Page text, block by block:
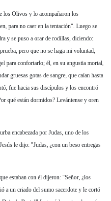
los Olivos y lo acompañaron los
para no caer en la tentación". Luego se
y se puso a orar de rodillas, diciendo:
pero que no se haga mi voluntad,
para confortarlo; él, en su angustia mortal,
gruesas gotas de sangre, que caían hasta
fue hacia sus discípulos y los encontró
qué están dormidos? Levántense y oren
encabezada por Judas, uno de los
le dijo: "Judas, ¿con un beso entregas
estaban con él dijeron: "Señor, ¿los
a un criado del sumo sacerdote y le cortó